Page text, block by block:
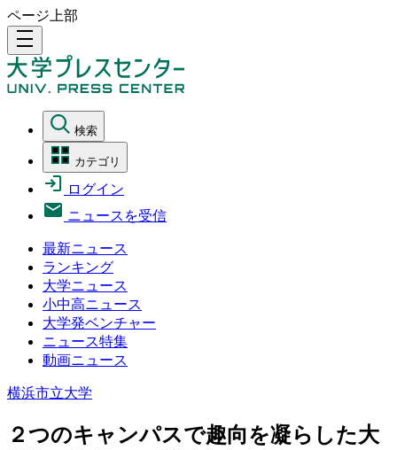
ページ上部
density_medium
検索
カテゴリ
ログイン
ニュースを受信
最新ニュース
ランキング
大学ニュース
小中高ニュース
大学発ベンチャー
ニュース特集
動画ニュース
横浜市立大学
２つのキャンパスで趣向を凝らした大